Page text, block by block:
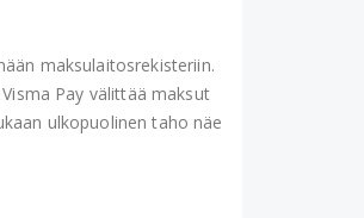
maksulaitosrekisteriin.
Pay välittää maksut
ulkopuolinen taho näe